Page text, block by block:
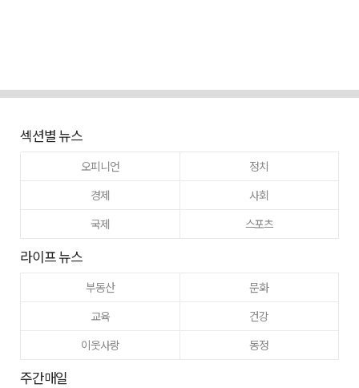
섹션별 뉴스
오피니언
정치
경제
사회
국제
스포츠
라이프 뉴스
부동산
문화
교육
건강
이웃사랑
동정
주간매일